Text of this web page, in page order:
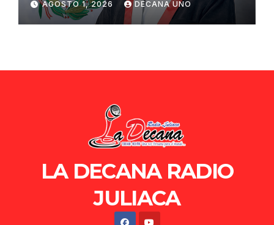
de Ollanta Humala
AGOSTO 1, 2026 DECANA UNO
LA DECANA RADIO
JULIACA